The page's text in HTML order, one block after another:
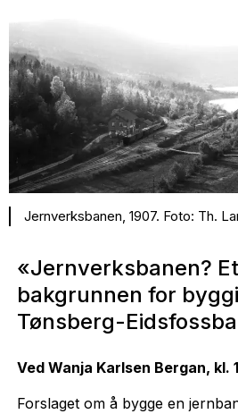
Jernverksbanen, 1907. Foto: Th.
«Jernverksbanen?
bakgrunnen for
Tønsberg-
Ved Wanja Karlsen Bergan, kl.
Forslaget om å bygge en